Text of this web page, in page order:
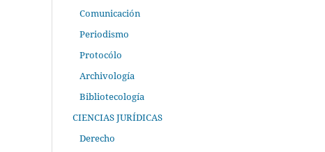
Comunicación
Periodismo
Protocólo
Archivología
Bibliotecología
CIENCIAS JURÍDICAS
Derecho